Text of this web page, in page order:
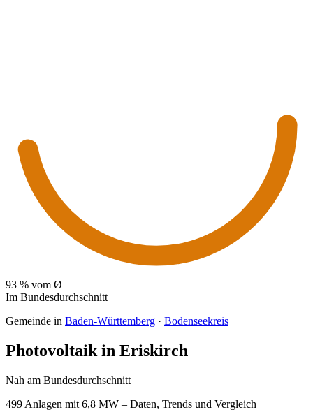
93 % vom Ø
Im Bundesdurchschnitt
Gemeinde in Baden-Württemberg · Bodenseekreis
Photovoltaik in Eriskirch
Nah am Bundesdurchschnitt
499 Anlagen mit 6,8 MW – Daten, Trends und Vergleich